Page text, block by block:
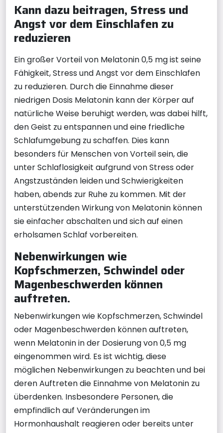
Kann dazu beitragen, Stress und
Angst vor dem Einschlafen zu
reduzieren
Ein großer Vorteil von Melatonin 0,5 mg ist seine
Fähigkeit, Stress und Angst vor dem Einschlafen
zu reduzieren. Durch die Einnahme dieser
niedrigen Dosis Melatonin kann der Körper auf
natürliche Weise beruhigt werden, was dabei hilft,
den Geist zu entspannen und eine friedliche
Schlafumgebung zu schaffen. Dies kann
besonders für Menschen von Vorteil sein, die
unter Schlaflosigkeit aufgrund von Stress oder
Angstzuständen leiden und Schwierigkeiten
haben, abends zur Ruhe zu kommen. Mit der
unterstützenden Wirkung von Melatonin können
sie einfacher abschalten und sich auf einen
erholsamen Schlaf vorbereiten.
Nebenwirkungen wie
Kopfschmerzen, Schwindel oder
Magenbeschwerden können
auftreten.
Nebenwirkungen wie Kopfschmerzen, Schwindel
oder Magenbeschwerden können auftreten,
wenn Melatonin in der Dosierung von 0,5 mg
eingenommen wird. Es ist wichtig, diese
möglichen Nebenwirkungen zu beachten und bei
deren Auftreten die Einnahme von Melatonin zu
überdenken. Insbesondere Personen, die
empfindlich auf Veränderungen im
Hormonhaushalt reagieren oder bereits unter